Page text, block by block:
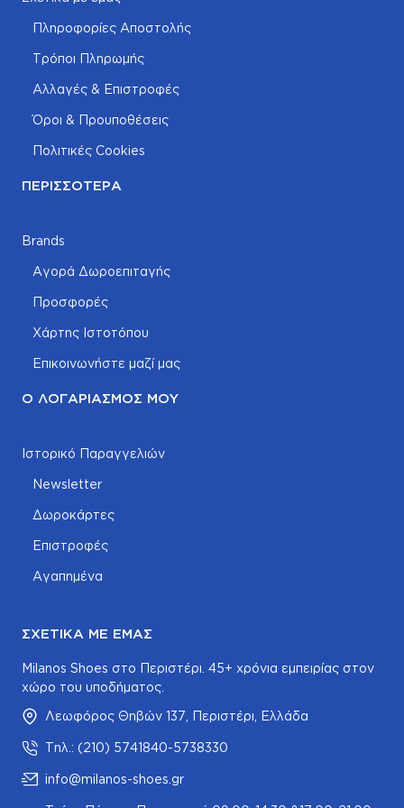
Πληροφορίες Αποστολής
Τρόποι Πληρωμής
Αλλαγές & Επιστροφές
Όροι & Προυποθέσεις
Πολιτικές Cookies
ΠΕΡΙΣΣΌΤΕΡΑ
Brands
Αγορά Δωροεπιταγής
Προσφορές
Χάρτης Ιστοτόπου
Επικοινωνήστε μαζί μας
Ο ΛΟΓΑΡΙΑΣΜΌΣ ΜΟΥ
Ιστορικό Παραγγελιών
Newsletter
Δωροκάρτες
Επιστροφές
Αγαπημένα
ΣΧΕΤΙΚΆ ΜΕ ΕΜΆΣ
Milanos Shoes στο Περιστέρι. 45+ χρόνια εμπειρίας στον
χώρο του υποδήματος.
Λεωφόρος Θηβών 137, Περιστέρι, Ελλάδα
Τηλ.: (210) 5741840-5738330
info@milanos-shoes.gr